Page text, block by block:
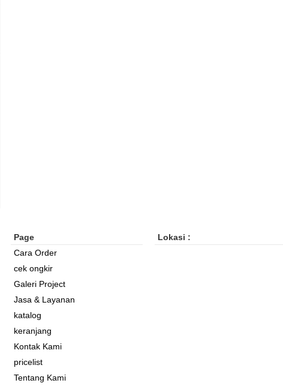
Page
Cara Order
cek ongkir
Galeri Project
Jasa & Layanan
katalog
keranjang
Kontak Kami
pricelist
Tentang Kami
Lokasi :